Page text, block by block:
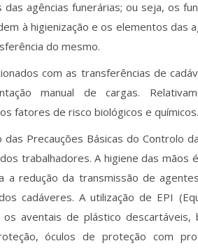
agências funerárias; ou seja, os
à higienização e os elementos das
do mesmo.
com as transferências de
manual de cargas.
fatores de risco biológicos e químicos.
das Precauções Básicas do Controlo
trabalhadores. A higiene das mãos
a redução da transmissão de
cadáveres. A utilização de EPI
aventais de plástico
óculos de proteção com